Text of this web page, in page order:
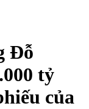
Đỗ
tỷ
của